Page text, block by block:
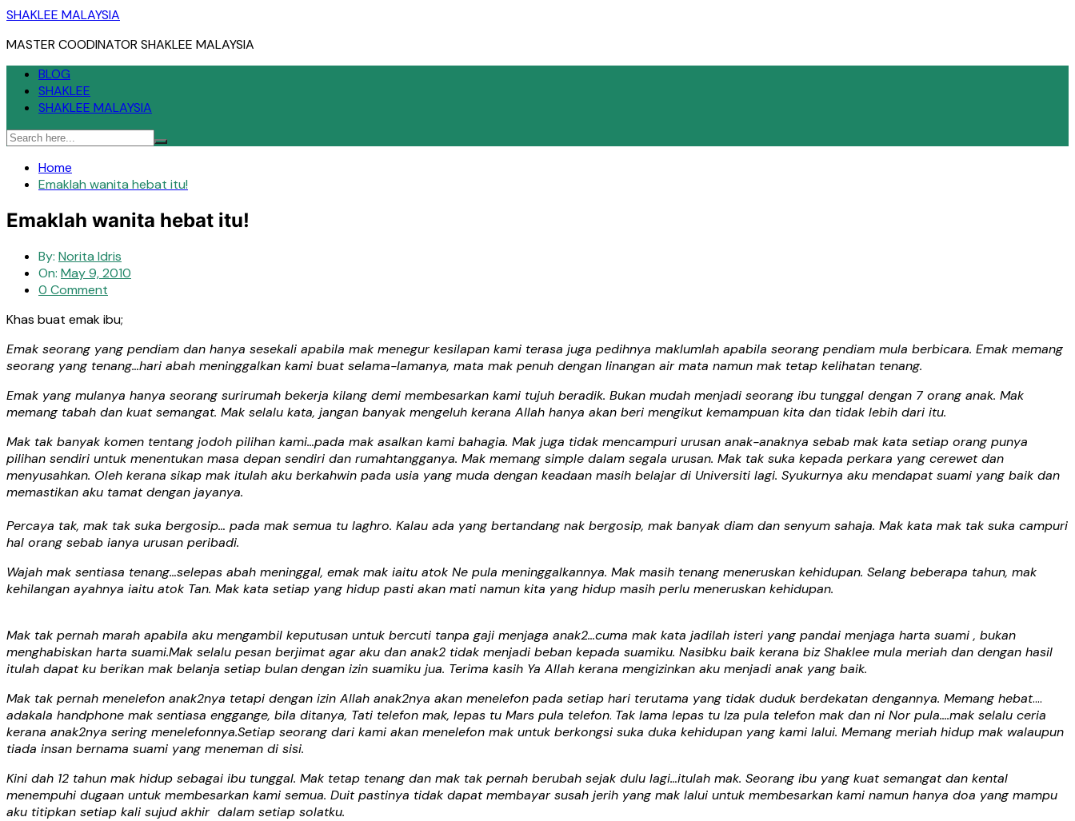
Skip
content
SHAKLEE MALAYSIA
MASTER COODINATOR SHAKLEE MALAYSIA
BLOG
SHAKLEE
SHAKLEE MALAYSIA
Home
Emaklah wanita hebat itu!
Emaklah wanita hebat itu!
By: Norita Idris
On: May 9, 2010
0 Comment
Khas buat emak ibu;
Emak seorang yang pendiam dan hanya sesekali apabila mak menegur kesilapan kami terasa juga pedihnya maklumlah apabila seorang pendiam mula berbicara. Emak memang
seorang yang tenang…hari abah meninggalkan kami buat selama-lamanya, mata mak penuh dengan linangan air mata namun mak tetap kelihatan tenang.
Emak yang mulanya hanya seorang surirumah bekerja kilang demi membesarkan kami tujuh beradik. Bukan mudah menjadi seorang ibu tunggal dengan 7 orang anak. Mak
memang tabah dan kuat semangat. Mak selalu kata, jangan banyak mengeluh kerana Allah hanya akan beri mengikut kemampuan kita dan tidak lebih dari itu.
Mak tak banyak komen tentang jodoh pilihan kami…pada mak asalkan kami bahagia. Mak juga tidak mencampuri urusan anak-anaknya sebab mak kata setiap orang punya
pilihan sendiri untuk menentukan masa depan sendiri dan rumahtangganya. Mak memang simple dalam segala urusan. Mak tak suka kepada perkara yang cerewet dan
menyusahkan. Oleh kerana sikap mak itulah aku berkahwin pada usia yang muda dengan keadaan masih belajar di Universiti lagi. Syukurnya aku mendapat suami yang baik dan
memastikan aku tamat dengan jayanya.
Percaya tak, mak tak suka bergosip… pada mak semua tu laghro. Kalau ada yang bertandang nak bergosip, mak banyak diam dan senyum sahaja. Mak kata mak tak suka campuri
hal orang sebab ianya urusan peribadi.
Wajah mak sentiasa tenang…selepas abah meninggal, emak mak iaitu atok Ne pula meninggalkannya. Mak masih tenang meneruskan kehidupan. Selang beberapa tahun, mak
kehilangan ayahnya iaitu atok Tan. Mak kata setiap yang hidup pasti akan mati namun kita yang hidup masih perlu meneruskan kehidupan.
Mak tak pernah marah apabila aku mengambil keputusan untuk bercuti tanpa gaji menjaga anak2…cuma mak kata jadilah isteri yang pandai menjaga harta suami , bukan
menghabiskan harta suami.Mak selalu pesan berjimat agar aku dan anak2 tidak menjadi beban kepada suamiku. Nasibku baik kerana biz Shaklee mula meriah dan dengan hasil
itulah dapat ku berikan mak belanja setiap bulandengan izin suamiku jua. Terima kasih Ya Allah kerana mengizinkan aku menjadi anak yang baik.
Mak tak pernah menelefon anak2nya tetapi dengan izin Allah anak2nya akan menelefon pada setiap hari terutama yang tidak duduk berdekatan dengannya. Memang hebat….
adakala handphone mak sentiasa enggange, bila ditanya, Tati telefon mak, lepas tu Mars pula telefon. Tak lama lepas tu Iza pula telefon mak dan ni Nor pula….mak selalu ceria
kerana anak2nya sering menelefonnya.Setiap seorang dari kami akan menelefon mak untuk berkongsi suka duka kehidupan yang kami lalui. Memang meriah hidup mak walaupun
tiada insan bernama suami yang meneman di sisi.
Kini dah 12 tahun mak hidup sebagai ibu tunggal. Mak tetap tenang dan mak tak pernah berubah sejak dulu lagi…itulah mak. Seorang ibu yang kuat semangat dan kental
menempuhi dugaan untuk membesarkan kami semua. Duit pastinya tidak dapat membayar susah jerih yang mak lalui untuk membesarkan kami namun hanya doa yang mampu
aku titipkan setiap kali sujud akhir dalam setiap solatku.